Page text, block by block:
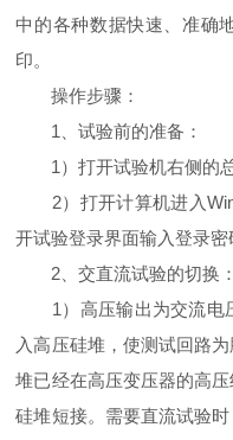
中的各种数据快速、准确
印。
操作步骤：
1、试验前的准备：
1）打开试验机右侧的总
2）打开计算机进入
开试验登录界面输入登录密
2、交直流试验的切换：
1）高压输出为交流电
入高压硅堆，使测试回路
堆已经在高压变压器的高
硅堆短接。需要直流试验